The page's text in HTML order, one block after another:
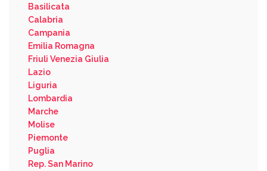
Basilicata
Calabria
Campania
Emilia Romagna
Friuli Venezia Giulia
Lazio
Liguria
Lombardia
Marche
Molise
Piemonte
Puglia
Rep. San Marino